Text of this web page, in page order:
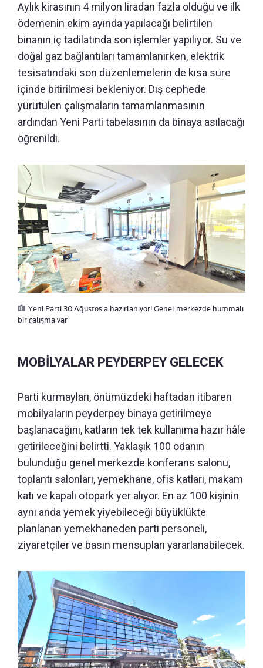
Aylık kirasının 4 milyon liradan fazla olduğu ve ilk
ödemenin ekim ayında yapılacağı belirtilen
binanın iç tadilatında son işlemler yapılıyor. Su ve
doğal gaz bağlantıları tamamlanırken, elektrik
tesisatındaki son düzenlemelerin de kısa süre
içinde bitirilmesi bekleniyor. Dış cephede
yürütülen çalışmaların tamamlanmasının
ardından Yeni Parti tabelasının da binaya asılacağı
öğrenildi.
Yeni Parti 30 Ağustos'a hazırlanıyor! Genel merkezde hummalı
bir çalışma var
MOBİLYALAR PEYDERPEY GELECEK
Parti kurmayları, önümüzdeki haftadan itibaren
mobilyaların peyderpey binaya getirilmeye
başlanacağını, katların tek tek kullanıma hazır hâle
getirileceğini belirtti. Yaklaşık 100 odanın
bulunduğu genel merkezde konferans salonu,
toplantı salonları, yemekhane, ofis katları, makam
katı ve kapalı otopark yer alıyor. En az 100 kişinin
aynı anda yemek yiyebileceği büyüklükte
planlanan yemekhaneden parti personeli,
ziyaretçiler ve basın mensupları yararlanabilecek.